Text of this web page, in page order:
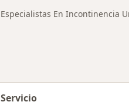
Especialistas En Incontinencia
Servicio